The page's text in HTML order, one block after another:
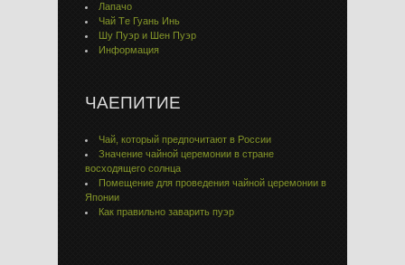
Лапачо
Чай Тe Гуaнь Инь
Шу Пуэр и Шен Пуэр
Информация
ЧАЕПИТИЕ
Чай, который предпочитают в России
Значение чайной церемонии в стране
восходящего солнца
Помещение для проведения чайной церемонии в
Японии
Как правильно заварить пуэр